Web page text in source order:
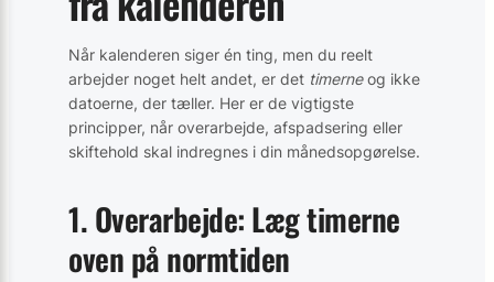
Når kalenderen siger én ting, men du reelt
arbejder noget helt andet, er det timerneog ikke
datoerne, der tæller. Her er de vigtigste
principper, når overarbejde, afspadsering eller
skiftehold skal indregnes i din månedsopgørelse.
1. Overarbejde: Læg timerne
oven på normtiden